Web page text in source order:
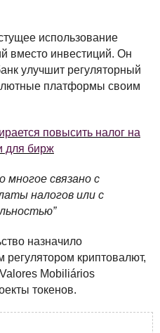
использование
вместо инвестиций. Он
улучшит регуляторный
платформы своим
повысить налог на
для бирж
многое связано с
налогов или с
назначило
криптовалют,
Mobiliários
токенов.